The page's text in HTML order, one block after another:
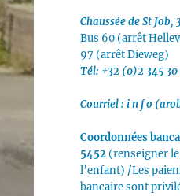
Chaussée de St Job,
Bus 60 (arrêt
97 (arrêt Dieweg)
Tél: +32 (0)2 345
Courriel : i n f o
Coordonnées
5452(renseigner
l’enfant) /Les
bancaire sont